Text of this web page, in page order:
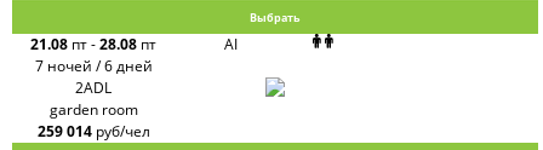
Выбрать
21.08 пт-28.08 пт
7 ночей / 6 дней
AI
2ADL
garden room
259 014 руб/чел